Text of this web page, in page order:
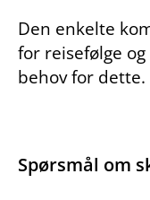
Den enkelte
for reisefølge
behov for dette.
Spørsmål om